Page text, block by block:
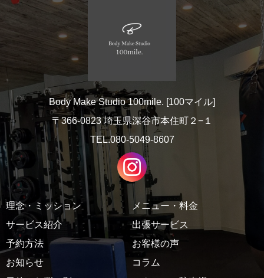
Body Make Studio 100mile. [100マイル]
〒366-0823 埼玉県深谷市本住町２−１
TEL.080-5049-8607
理念・ミッション
メニュー・料金
サービス紹介
出張サービス
予約方法
お客様の声
お知らせ
コラム